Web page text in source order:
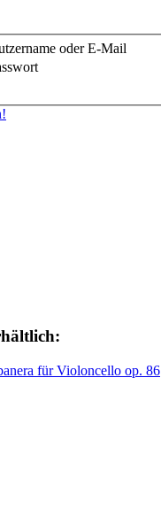
oder E-Mail
für Violoncello op. 86